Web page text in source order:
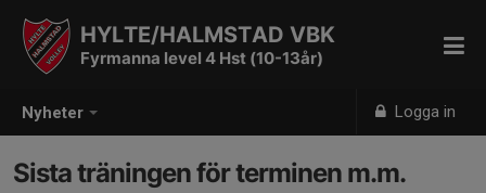
Nyheter Logga in
HYLTE/HALMSTAD VBK
Fyrmanna level 4 Hst (10-13år)
Sista träningen för terminen m.m.